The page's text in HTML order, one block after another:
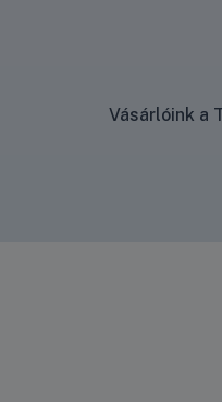
Vásárlóink a